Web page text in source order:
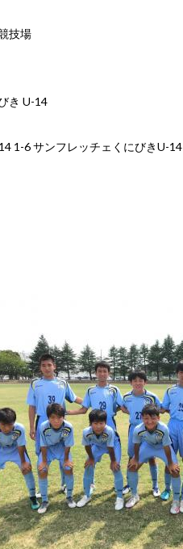
技場
き U-14
1-6 サンフレッチェくにびきU-14